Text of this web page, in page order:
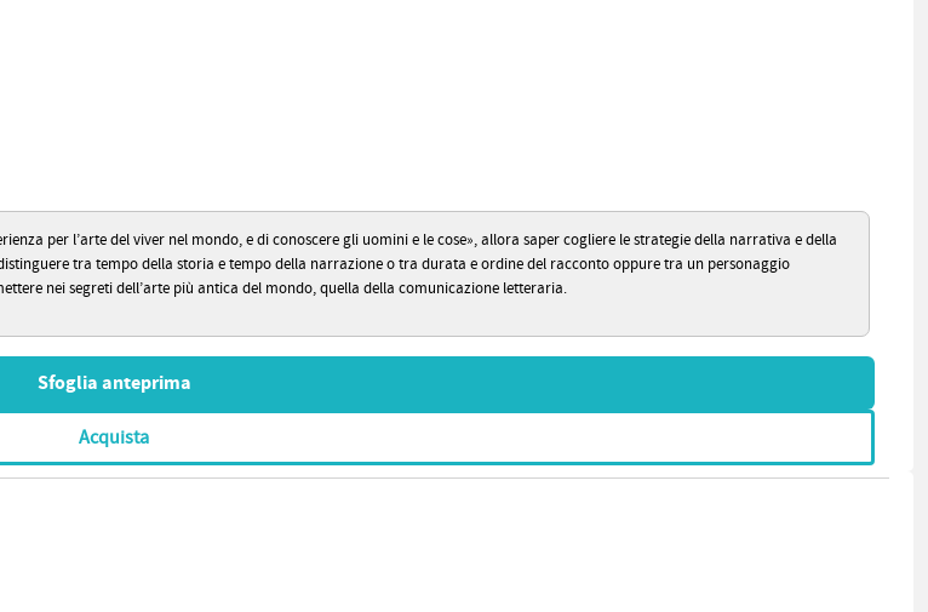
per l’arte del viver nel mondo, e di conoscere gli uomini e le cose», allora saper cogliere le strategie della narrativa e della
tra tempo della storia e tempo della narrazione o tra durata e ordine del racconto oppure tra un personaggio
nei segreti dell’arte più antica del mondo, quella della comunicazione letteraria.
Sfoglia anteprima
Acquista